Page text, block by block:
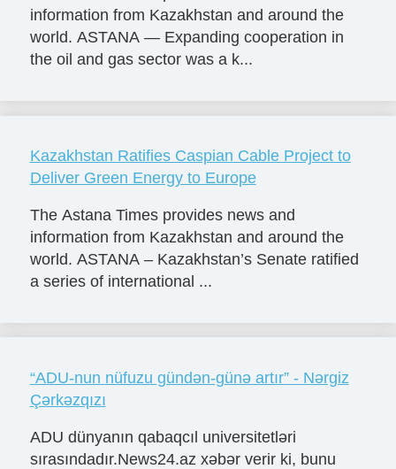
information from Kazakhstan and around the
world. ASTANA — Expanding cooperation in
the oil and gas sector was a k...
Kazakhstan Ratifies Caspian Cable Project to
Deliver Green Energy to Europe
The Astana Times provides news and
information from Kazakhstan and around the
world. ASTANA – Kazakhstan’s Senate ratified
a series of international ...
“ADU-nun nüfuzu gündən-günə artır” - Nərgiz
Çərkəzqızı
ADU dünyanın qabaqcıl universitetləri
sırasındadır.News24.az xəbər verir ki, bunu